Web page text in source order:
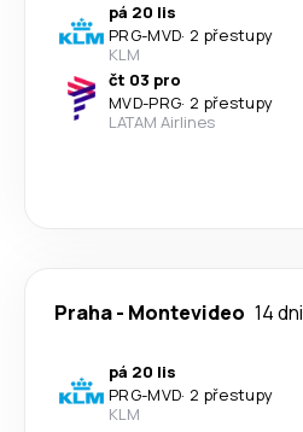
pá 20 lis
PRG-MVD· 2 přestupy
KLM
čt 03 pro
MVD-PRG· 2 přestupy
LATAM Airlines
Praha- Montevideo 14 dni
pá 20 lis
PRG-MVD· 2 přestupy
KLM